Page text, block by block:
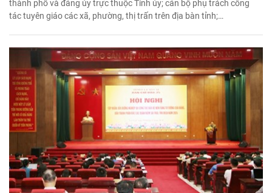
thành phố và đảng ủy trực thuộc Tỉnh ủy; cán bộ phụ trách công
tác tuyên giáo các xã, phường, thị trấn trên địa bàn tỉnh;…